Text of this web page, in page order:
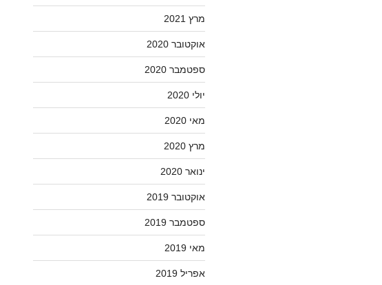
מרץ 2021
אוקטובר 2020
ספטמבר 2020
יולי 2020
מאי 2020
מרץ 2020
ינואר 2020
אוקטובר 2019
ספטמבר 2019
מאי 2019
אפריל 2019